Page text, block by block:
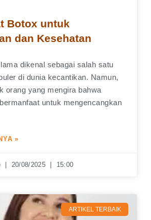
Botox untuk
dan Kesehatan
dikenal sebagai salah satu
di dunia kecantikan. Namun,
orang yang mengira bahwa
untuk mengencangkan
»
20/08/2025 15:00
ARTIKEL TERBAIK